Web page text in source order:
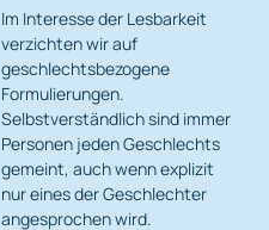
Im Interesse der Lesbarkeit
verzichten wir auf
geschlechtsbezogene
Formulierungen.
Selbstverständlich sind immer
Personen jeden Geschlechts
gemeint, auch wenn explizit
nur eines der Geschlechter
angesprochen wird.